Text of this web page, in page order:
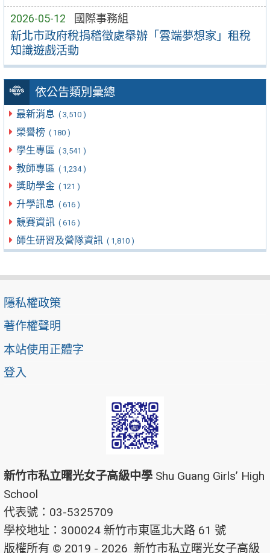
2026-05-12 國際事務組
新北市政府稅捐稽徵處舉辦「雲端夢想家」租稅
知識遊戲活動
依公告類別彙總
最新消息 ( 3,510 )
榮譽榜 ( 180 )
學生專區 ( 3,541 )
教師專區 ( 1,234 )
獎助學金 ( 121 )
升學訊息 ( 616 )
競賽資訊 ( 616 )
師生研習及營隊資訊 ( 1,810 )
隱私權政策
著作權聲明
本站使用正體字
登入
新竹市私立曙光女子高級中學 Shu Guang Girls’ High
School
代表號：03-5325709
學校地址：300024 新竹市東區北大路 61 號
版權所有 © 2019 - 2026 新竹市私立曙光女子高級